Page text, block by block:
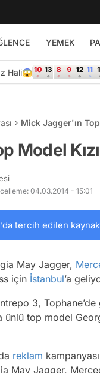
YEMEK
Hali😱
Mick Jagger'ın
Model
04.03.2014 - 15:01
tercih edilen
May Jagger,
için İstanbul’a
3,
top model
reklam
May Jagger,